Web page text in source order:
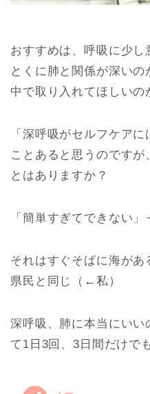
おすすめは、呼吸に少し
とくに肺と関係が深い
中で取り入れてほしいの
「深呼吸がセルフケア
ことあると思うのですが
とはありますか？
「簡単すぎてできない
それはすぐそばに海が
県民と同じ（←私）
深呼吸、肺に本当にいい
て1日3回、3日間だけで